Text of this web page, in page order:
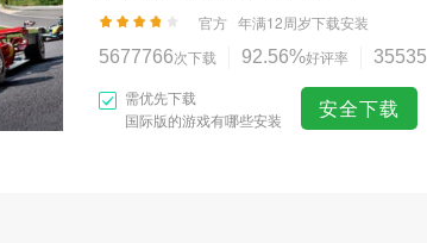
官方 年满12周岁下载安装
5677766次下载 92.56%好评率 35535
需优先下载
国际版的游戏有哪些安装
安全下载